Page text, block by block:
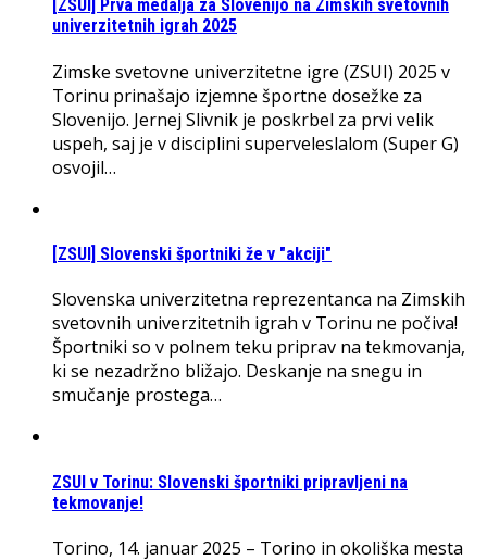
[ZSUI] Prva medalja za Slovenijo na Zimskih svetovnih
univerzitetnih igrah 2025
Zimske svetovne univerzitetne igre (ZSUI) 2025 v
Torinu prinašajo izjemne športne dosežke za
Slovenijo. Jernej Slivnik je poskrbel za prvi velik
uspeh, saj je v disciplini superveleslalom (Super G)
osvojil…
[ZSUI] Slovenski športniki že v "akciji"
Slovenska univerzitetna reprezentanca na Zimskih
svetovnih univerzitetnih igrah v Torinu ne počiva!
Športniki so v polnem teku priprav na tekmovanja,
ki se nezadržno bližajo. Deskanje na snegu in
smučanje prostega…
ZSUI v Torinu: Slovenski športniki pripravljeni na
tekmovanje!
Torino, 14. januar 2025 – Torino in okoliška mesta